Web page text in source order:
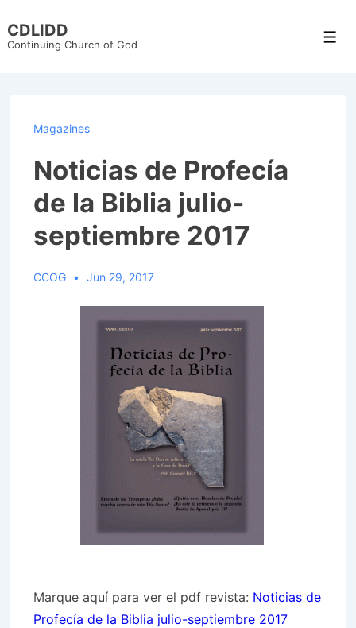
Skip
CDLIDD
Continuing Church of God
Magazines
Noticias de Profecía
de la Biblia julio-
septiembre 2017
CCOG Jun 29, 2017
Marque aquí para ver el pdf revista: Noticias de
Profecía de la Biblia julio-septiembre 2017